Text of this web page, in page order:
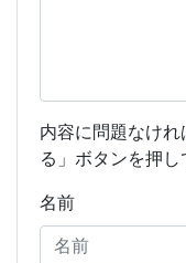
内容に問題なけ
る」ボタンを押し
名前